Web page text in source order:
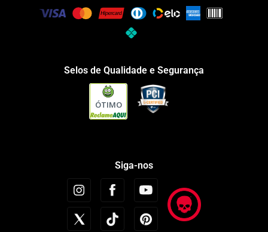
Selos de Qualidade e Segurança
ÓTIMO
Siga-nos